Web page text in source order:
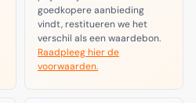
goedkopere aanbieding
vindt, restitueren we het
verschil als een waardebon.
Raadpleeg hier de
voorwaarden.